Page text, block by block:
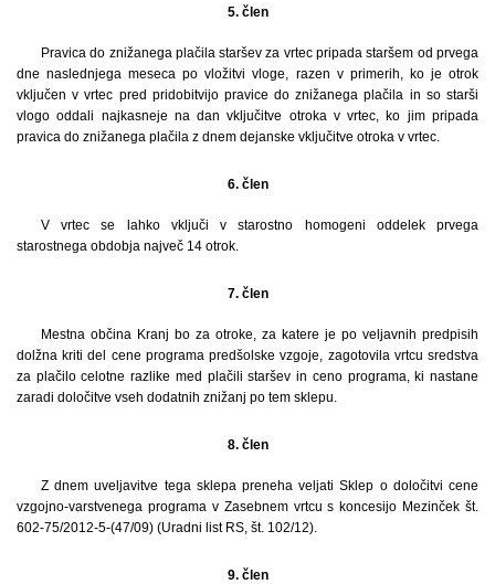
5. člen
Pravica do znižanega plačila staršev za vrtec pripada staršem od prvega
dne naslednjega meseca po vložitvi vloge, razen v primerih, ko je otrok
vključen v vrtec pred pridobitvijo pravice do znižanega plačila in so starši
vlogo oddali najkasneje na dan vključitve otroka v vrtec, ko jim pripada
pravica do znižanega plačila z dnem dejanske vključitve otroka v vrtec.
6. člen
V vrtec se lahko vključi v starostno homogeni oddelek prvega
starostnega obdobja največ 14 otrok.
7. člen
Mestna občina Kranj bo za otroke, za katere je po veljavnih predpisih
dolžna kriti del cene programa predšolske vzgoje, zagotovila vrtcu sredstva
za plačilo celotne razlike med plačili staršev in ceno programa, ki nastane
zaradi določitve vseh dodatnih znižanj po tem sklepu.
8. člen
Z dnem uveljavitve tega sklepa preneha veljati Sklep o določitvi cene
vzgojno-varstvenega programa v Zasebnem vrtcu s koncesijo Mezinček št.
602-75/2012-5-(47/09) (Uradni list RS, št. 102/12).
9. člen